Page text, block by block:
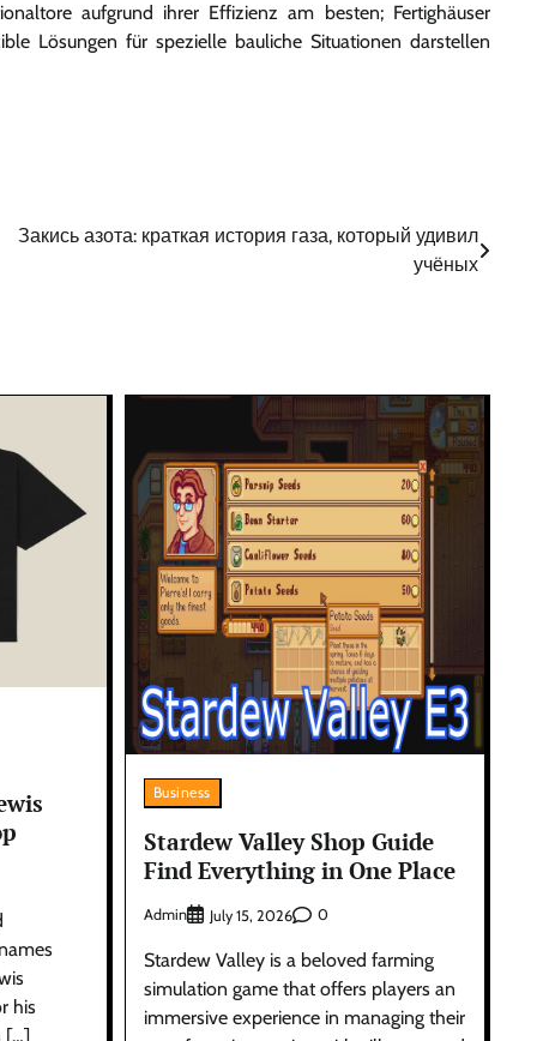
aufgrund ihrer Effizienz am besten; Fertighäuser
Lösungen für spezielle bauliche Situationen darstellen
Закись азота: краткая история газа, который удивил
учёных
his
[…]
Business
Stardew Valley Shop Guide
Find Everything in One Place
Admin July 15, 2026 0
Stardew Valley is a beloved farming
simulation game that offers players an
immersive experience in managing their